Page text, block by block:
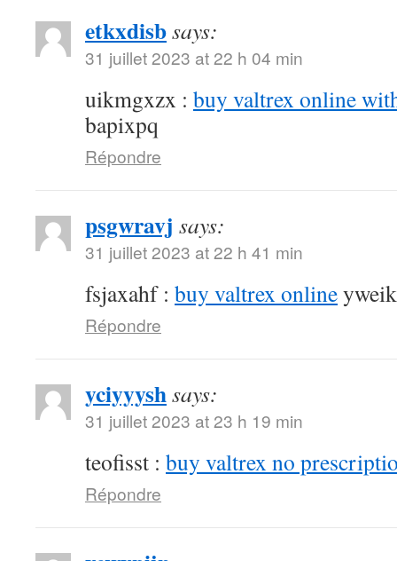
etkxdisbsays:
31 juillet 2023 at 22 h 04 min
uikmgxzx : buy valtrex online
bapixpq
Répondre
psgwravj says:
31 juillet 2023 at 22 h 41 min
fsjaxahf : buy valtrex online
Répondre
yciyyyshsays:
31 juillet 2023 at 23 h 19 min
teofisst : buy valtrex no
Répondre